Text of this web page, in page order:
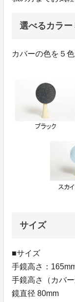
選べるカラー
カバーの色を５
サイズ
■サイズ
手鏡高さ：
手鏡高さ（カバ
鏡直径 80mm